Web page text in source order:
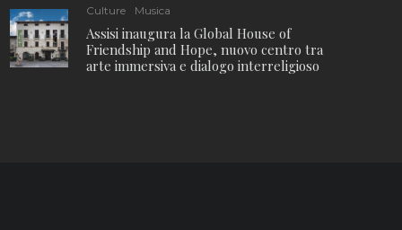
Culture Musica
Assisi inaugura la Global House of
Friendship and Hope, nuovo centro tra
arte immersiva e dialogo interreligioso